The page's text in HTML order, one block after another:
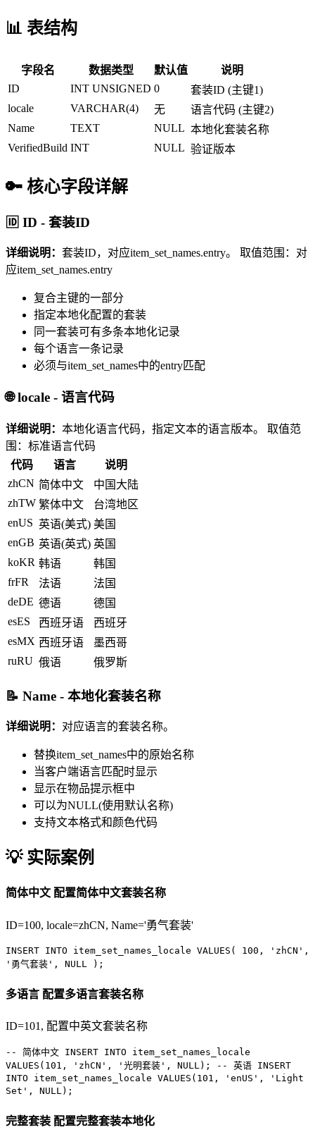
📊 表结构
字段名 数据类型 默认值
说明
ID
INT UNSIGNED 0
套装ID (主键1)
locale
VARCHAR(4) 无
语言代码 (主键2)
Name
TEXT NULL 本地化套装名称
VerifiedBuild INT NULL 验证版本
🔑 核心字段详解
🆔 ID - 套装ID
详细说明： 套装ID，对应item_set_names.entry。 取值范围：对
应item_set_names.entry
复合主键的一部分
指定本地化配置的套装
同一套装可有多条本地化记录
每个语言一条记录
必须与item_set_names中的entry匹配
🌐 locale - 语言代码
详细说明： 本地化语言代码，指定文本的语言版本。 取值范
围：标准语言代码
代码
语言
说明
zhCN 简体中文
中国大陆
zhTW 繁体中文
台湾地区
enUS 英语(美式) 美国
enGB 英语(英式) 英国
koKR 韩语
韩国
frFR
法语
法国
deDE 德语
德国
esES
西班牙语
西班牙
esMX 西班牙语
墨西哥
ruRU 俄语 俄罗斯
📝 Name - 本地化套装名称
详细说明： 对应语言的套装名称。
替换item_set_names中的原始名称
当客户端语言匹配时显示
显示在物品提示框中
可以为NULL(使用默认名称)
支持文本格式和颜色代码
💡 实际案例
简体中文 配置简体中文套装名称
ID=100, locale=zhCN, Name='勇气套装'
INSERT INTO item_set_names_locale VALUES ( 100 , 'zhCN' ,
'勇气套装' , NULL );
多语言 配置多语言套装名称
ID=101, 配置中英文套装名称
-- 简体中文 INSERT INTO item_set_names_locale
VALUES ( 101 , 'zhCN' , '光明套装' , NULL); -- 英语 INSERT
INTO item_set_names_locale VALUES ( 101 , 'enUS' ,
'Light
Set' , NULL);
完整套装 配置完整套装本地化